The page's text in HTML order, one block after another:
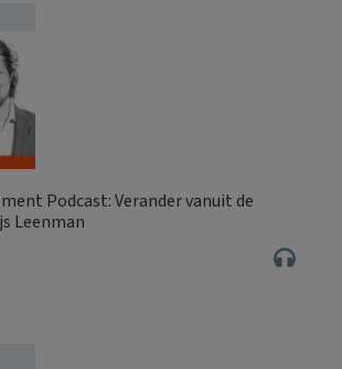
Podcast: Verander vanuit de
Leenman